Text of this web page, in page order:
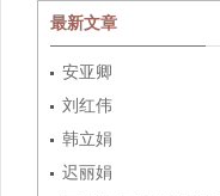
最新文章
安亚卿
刘红伟
韩立娟
迟丽娟